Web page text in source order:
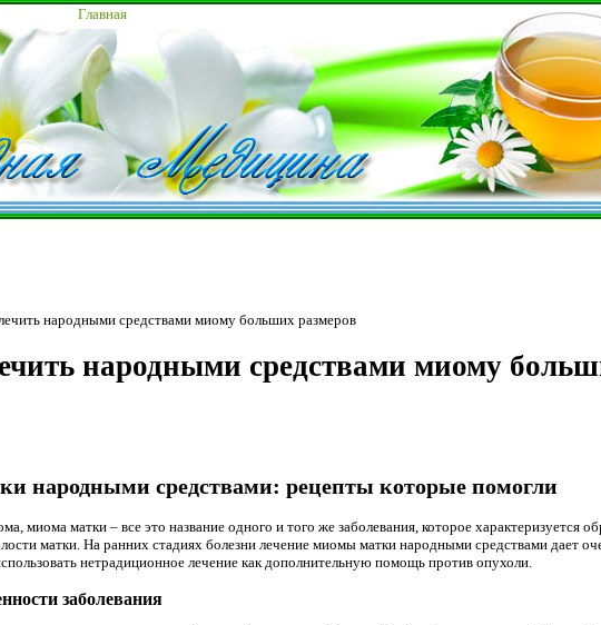
Главная
народными средствами миому больших размеров
народными средствами миому
народными средствами: рецепты которые помогли
миома матки – все это название одного и того же заболевания, которое характеризуется
матки. На ранних стадиях болезни лечение миомы матки народными средствами дает
нетрадиционное лечение как дополнительную помощь против опухоли.
заболевания